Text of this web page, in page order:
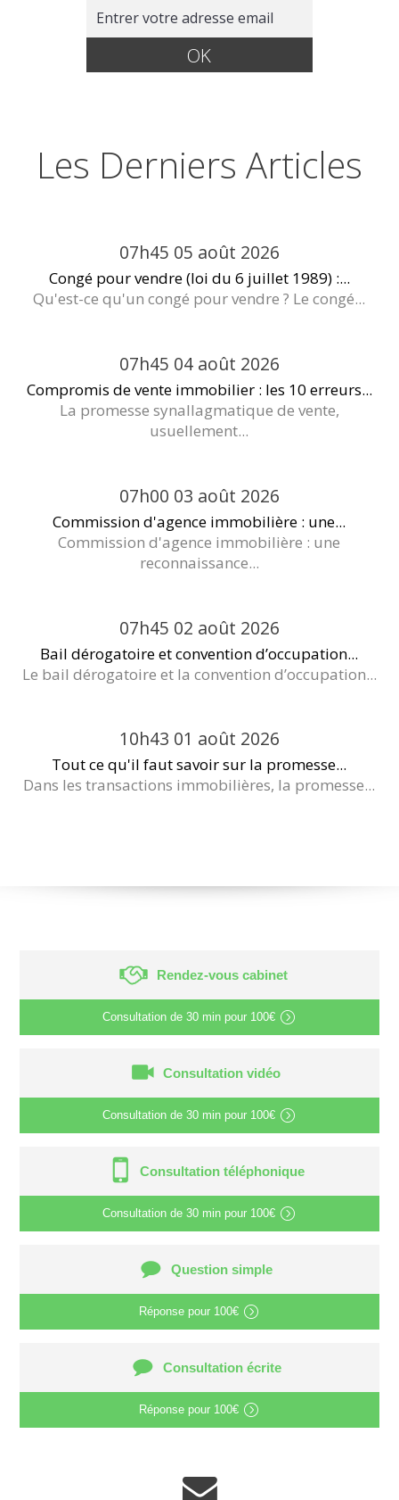
Les Derniers Articles
07h45 05 août 2026
Congé pour vendre (loi du 6 juillet 1989) :...
Qu'est-ce qu'un congé pour vendre ? Le congé...
07h45 04 août 2026
Compromis de vente immobilier : les 10 erreurs...
La promesse synallagmatique de vente,
usuellement...
07h00 03 août 2026
Commission d'agence immobilière : une...
Commission d'agence immobilière : une
reconnaissance...
07h45 02 août 2026
Bail dérogatoire et convention d’occupation...
Le bail dérogatoire et la convention d’occupation...
10h43 01 août 2026
Tout ce qu'il faut savoir sur la promesse...
Dans les transactions immobilières, la promesse...
Rendez-vous cabinet
Consultation de 30 min pour 100€
Consultation vidéo
Consultation de 30 min pour 100€
Consultation téléphonique
Consultation de 30 min pour 100€
Question simple
Réponse pour 100€
Consultation écrite
Réponse pour 100€